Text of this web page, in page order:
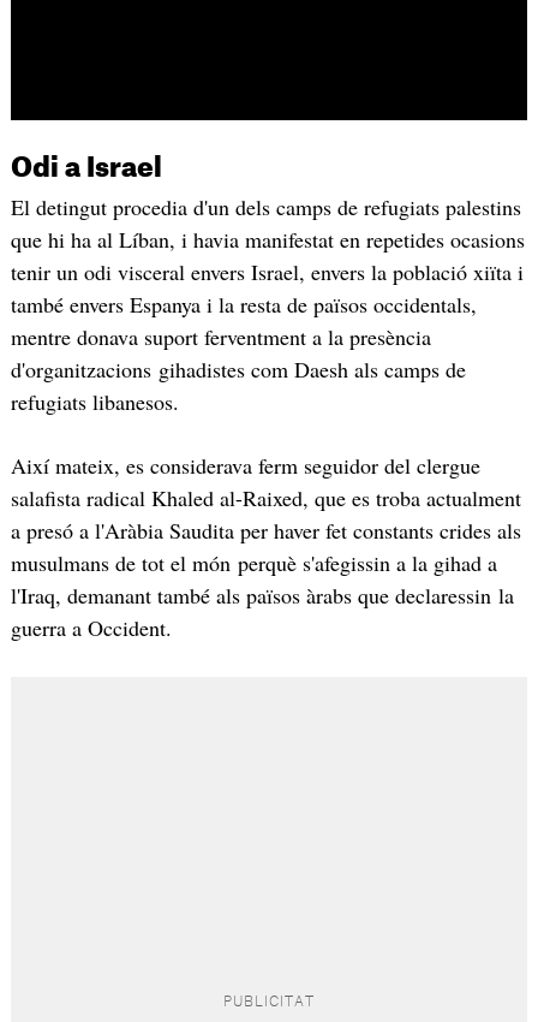
Odi a Israel
El detingut procedia d'un dels camps de refugiats palestins
que hi ha al Líban, i havia manifestat en repetides ocasions
tenir un odi visceral envers Israel, envers la població xiïta i
també envers Espanya i la resta de països occidentals,
mentre donava suport ferventment a la presència
d'organitzacions gihadistes com Daesh als camps de
refugiats libanesos.
Així mateix, es considerava ferm seguidor del clergue
salafista radical Khaled al-Raixed, que es troba actualment
a presó a l'Aràbia Saudita per haver fet constants crides als
musulmans de tot el món perquè s'afegissin a la gihad a
l'Iraq, demanant també als països àrabs que declaressin la
guerra a Occident.